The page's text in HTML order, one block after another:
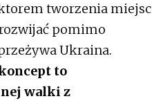
tworzenia miejsc
pomimo
Ukraina.
to
walki z